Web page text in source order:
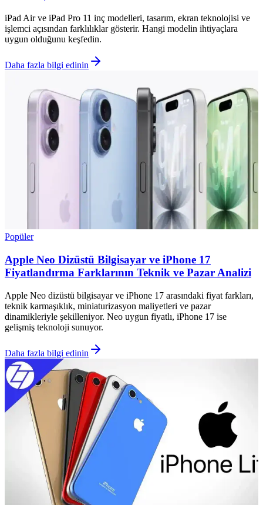
iPad Air ve iPad Pro 11 inç modelleri, tasarım, ekran teknolojisi ve
işlemci açısından farklılıklar gösterir. Hangi modelin ihtiyaçlara
uygun olduğunu keşfedin.
Daha fazla bilgi edinin
Popüler
Apple Neo Dizüstü Bilgisayar ve iPhone 17
Fiyatlandırma Farklarının Teknik ve Pazar Analizi
Apple Neo dizüstü bilgisayar ve iPhone 17 arasındaki fiyat farkları,
teknik karmaşıklık, miniaturizasyon maliyetleri ve pazar
dinamikleriyle şekilleniyor. Neo uygun fiyatlı, iPhone 17 ise
gelişmiş teknoloji sunuyor.
Daha fazla bilgi edinin